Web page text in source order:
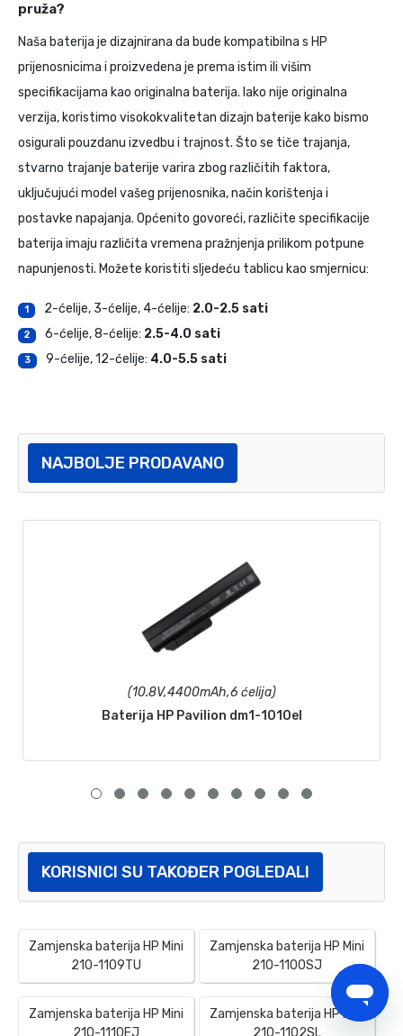
pruža?
Naša baterija je dizajnirana da bude kompatibilna s HP
prijenosnicima i proizvedena je prema istim ili višim
specifikacijama kao originalna baterija. Iako nije originalna
verzija, koristimo visokokvalitetan dizajn baterije kako bismo
osigurali pouzdanu izvedbu i trajnost. Što se tiče trajanja,
stvarno trajanje baterije varira zbog različitih faktora,
uključujući model vašeg prijenosnika, način korištenja i
postavke napajanja. Općenito govoreći, različite specifikacije
baterija imaju različita vremena pražnjenja prilikom potpune
napunjenosti. Možete koristiti sljedeću tablicu kao smjernicu:
1 2-ćelije, 3-ćelije, 4-ćelije: 2.0-2.5 sati
2 6-ćelije, 8-ćelije: 2.5-4.0 sati
3 9-ćelije, 12-ćelije: 4.0-5.5 sati
NAJBOLJE PRODAVANO
(10.8V,4400mAh,6 ćelija)
Baterija HP Pavilion dm1-1010el
KORISNICI SU TAKOĐER POGLEDALI
Zamjenska baterija HP Mini
210-1109TU
Zamjenska baterija HP Mini
210-1100SJ
Zamjenska baterija HP Mini
Zamjenska baterija HP Mini